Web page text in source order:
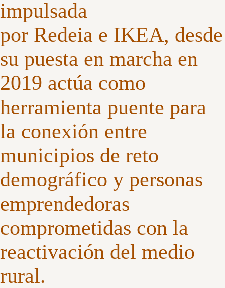
impulsada
por Redeia e IKEA, desde
su puesta en marcha en
2019 actúa como
herramienta puente para
la conexión entre
municipios de reto
demográfico y personas
emprendedoras
comprometidas con la
reactivación del medio
rural.